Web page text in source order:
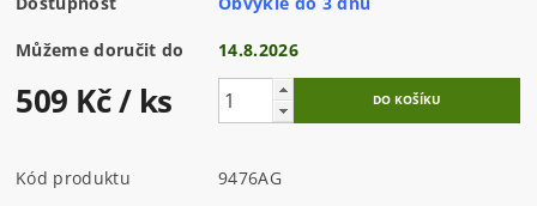
Můžeme doručit do 14.8.2026
509 Kč/ ks
Kód produktu
9476AG